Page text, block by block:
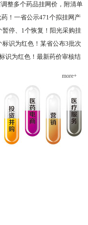
整多个药品挂网价，附清单
！一省公示471个拟挂网产
暂停、1个恢复！阳光采购挂
标识为红色！某省公布3批次
识为红色！最新药价审核结
more+